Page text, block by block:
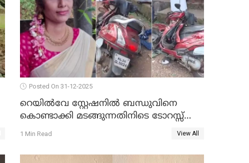
Posted On 31-12-2025
റെയിൽവേ സ്റ്റേഷനിൽ ബന്ധുവിനെ
കൊണ്ടാക്കി മടങ്ങുന്നതിനിടെ ടോറസ്സ്
ലോറി സ്കൂട്ടറിൽ ഇടിച്ചു : യുവതിക്ക്
1 Min Read View All